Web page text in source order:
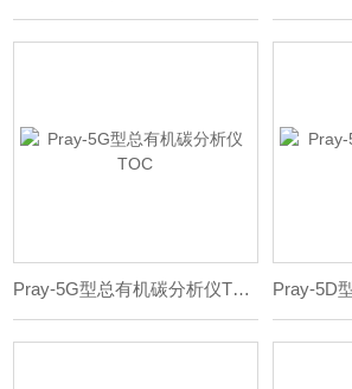
Pray-5G型总有机碳分析仪TOC